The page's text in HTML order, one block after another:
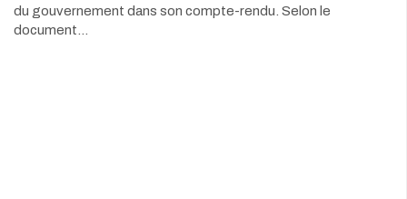
du gouvernement dans son compte-rendu. Selon le
document…